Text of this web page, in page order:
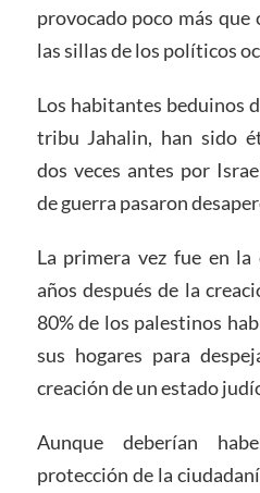
provocado poco más que
las sillas de los políticos
Los habitantes beduinos
tribu Jahalin, han sido
dos veces antes por
de guerra pasaron
La primera vez fue en la
años después de la
80% de los palestinos
sus hogares para
creación de un estado
Aunque deberían
protección de la